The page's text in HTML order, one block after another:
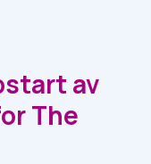
av
The